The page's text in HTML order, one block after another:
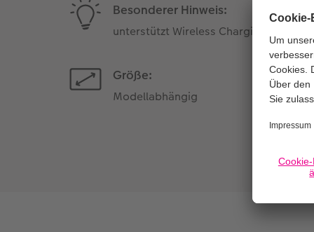
Besonderer Hinweis:
unterstützt Wireless Charging
Größe:
Modellabhängig